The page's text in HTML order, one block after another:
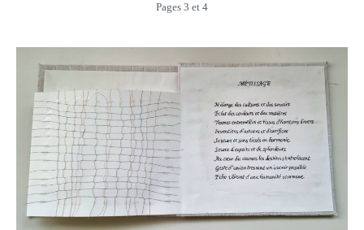
Pages 3 et 4